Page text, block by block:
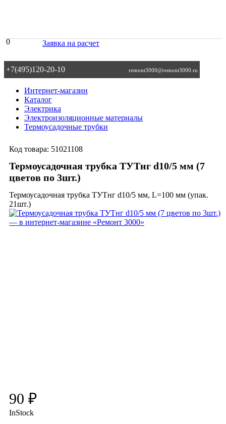
Заявка на расчет
0
+7(495)120-20-10 remont3000@remont3000.ru
Интернет-магазин
Каталог
Электрика
Электроизоляционные материалы
Термоусадочные трубки
Код товара: 51021108
Термоусадочная трубка ТУТнг d10/5 мм (7
цветов по 3шт.)
Термоусадочная трубка ТУТнг d10/5 мм, L=100 мм (упак.
21шт.)
90 ₽
InStock